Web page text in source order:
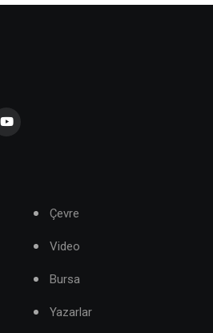
Çevre
Video
Bursa
Yazarlar